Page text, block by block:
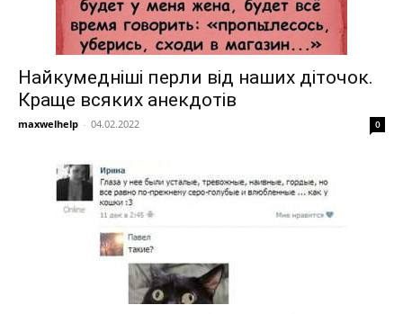
Найкумедніші перли від наших діточок.
Краще всяких анекдотів
maxwelhelp - 04.02.2022 0